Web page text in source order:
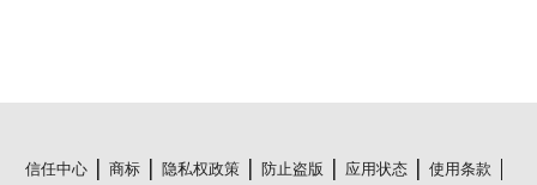
信任中心 商标 隐私权政策 防止盗版 应用状态 使用条款